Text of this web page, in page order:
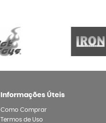
Informações Úteis
Como Comprar
Termos de Uso